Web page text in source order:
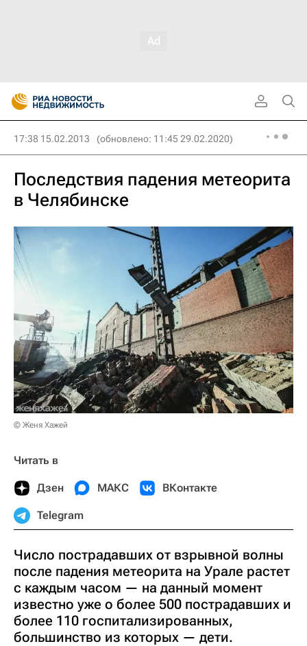
17:38 15.02.2013 (обновлено: 11:45 29.02.2020)
Последствия падения метеорита
в Челябинске
© Женя Хажей
Читать в
Дзен МАКС ВКонтакте
Telegram
Число пострадавших от взрывной волны
после падения метеорита на Урале растет
с каждым часом — на данный момент
известно уже о более 500 пострадавших и
более 110 госпитализированных,
большинство из которых — дети.